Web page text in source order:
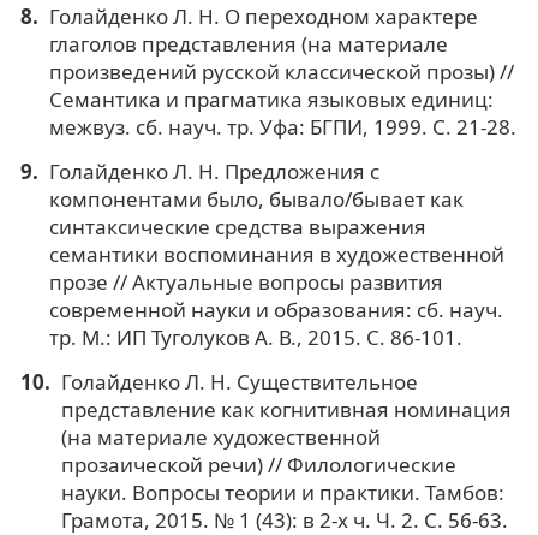
Голайденко Л. Н. О переходном характере
глаголов представления (на материале
произведений русской классической прозы) //
Семантика и прагматика языковых единиц:
межвуз. сб. науч. тр. Уфа: БГПИ, 1999. С. 21-28.
Голайденко Л. Н. Предложения с
компонентами было, бывало/бывает как
синтаксические средства выражения
семантики воспоминания в художественной
прозе // Актуальные вопросы развития
современной науки и образования: сб. науч.
тр. М.: ИП Туголуков А. В., 2015. С. 86-101.
Голайденко Л. Н. Существительное
представление как когнитивная номинация
(на материале художественной
прозаической речи) // Филологические
науки. Вопросы теории и практики. Тамбов:
Грамота, 2015. № 1 (43): в 2-х ч. Ч. 2. С. 56-63.